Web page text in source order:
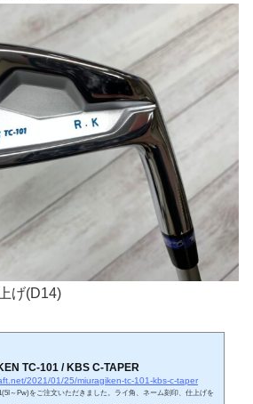
げ(D14)
TC-101 / KBS C-TAPER
2021/01/25/miuragiken-tc-101-kbs-c-taper
～Pw)をご注文いただきました。ライ角、ネーム刻印、仕上げを